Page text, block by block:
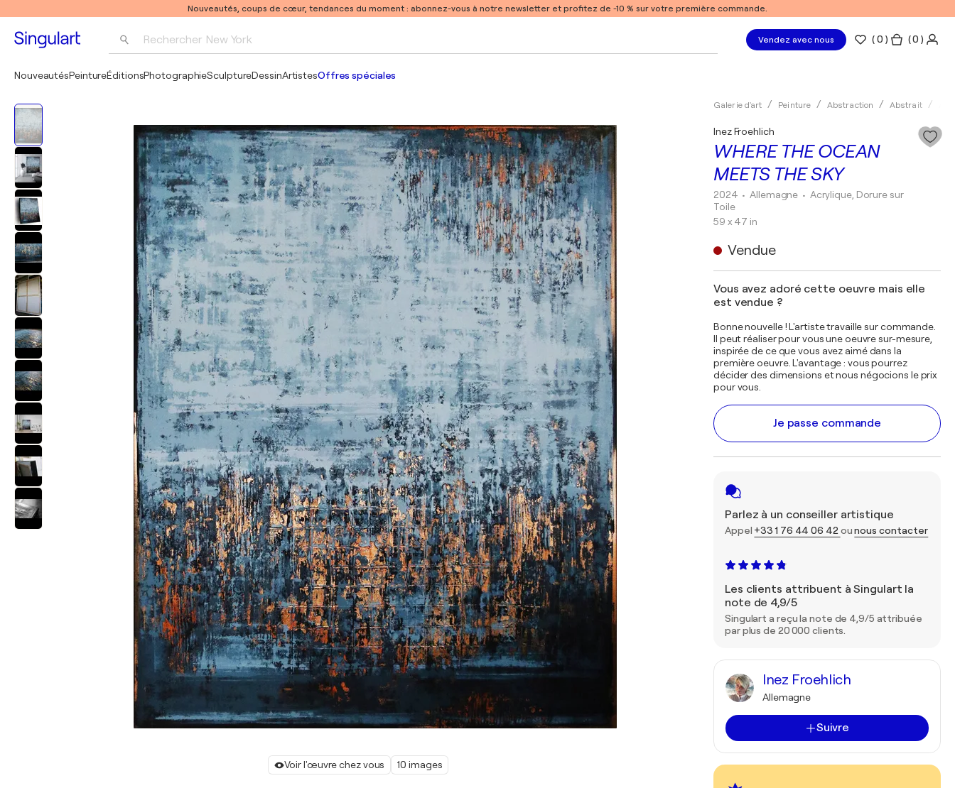
Nouveautés, coups de cœur, tendances du moment : abonnez-vous à notre newsletter et profitez de -10 % sur votre première commande.
Rechercher New York
Pablo Picasso
Vendez avec nous (0 ) ( 0 )
NouveautésPeintureÉditionsPhotographieSculptureDessinArtistesOffres spéciales
Voir l'œuvre chez vous 10 images
Galerie d'art Peinture Abstraction Abstrait
WHERE THE OCEAN
MEETS THE SKY
Inez Froehlich
2024 • Allemagne • Acrylique, Dorure sur
Toile
59 x 47 in
Vendue
Vous avez adoré cette oeuvre mais elle
est vendue ?
Bonne nouvelle ! L'artiste travaille sur commande.
Il peut réaliser pour vous une oeuvre sur-mesure,
inspirée de ce que vous avez aimé dans la
première oeuvre. L'avantage : vous pourrez
décider des dimensions et nous négocions le prix
pour vous.
Je passe commande
Parlez à un conseiller artistique
Appel +33 1 76 44 06 42 ounous contacter
Les clients attribuent à Singulart la
note de 4,9/5
Singulart a reçu la note de 4,9/5 attribuée
par plus de 20 000 clients.
Inez Froehlich
Allemagne
Suivre